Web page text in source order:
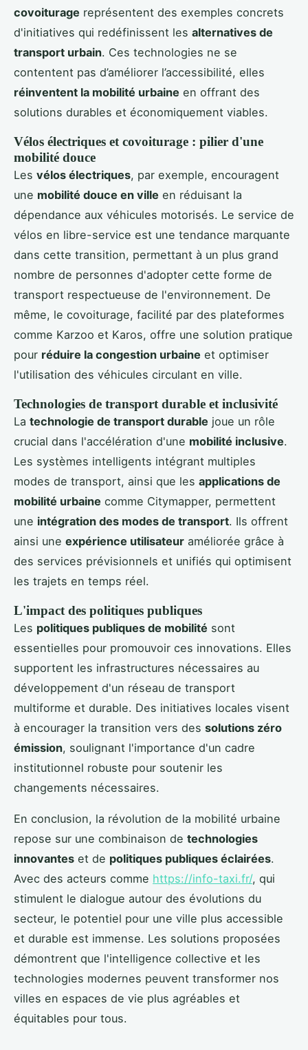
covoiturage représentent des exemples concrets
d'initiatives qui redéfinissent les alternatives de
transport urbain. Ces technologies ne se
contentent pas d’améliorer l’accessibilité, elles
réinventent la mobilité urbaine en offrant des
solutions durables et économiquement viables.
Vélos électriques et covoiturage : pilier d'une
mobilité douce
Les vélos électriques, par exemple, encouragent
une mobilité douce en ville en réduisant la
dépendance aux véhicules motorisés. Le service de
vélos en libre-service est une tendance marquante
dans cette transition, permettant à un plus grand
nombre de personnes d'adopter cette forme de
transport respectueuse de l'environnement. De
même, le covoiturage, facilité par des plateformes
comme Karzoo et Karos, offre une solution pratique
pour réduire la congestion urbaine et optimiser
l'utilisation des véhicules circulant en ville.
Technologies de transport durable et inclusivité
La technologie de transport durable joue un rôle
crucial dans l'accélération d'une mobilité inclusive.
Les systèmes intelligents intégrant multiples
modes de transport, ainsi que les applications de
mobilité urbaine comme Citymapper, permettent
une intégration des modes de transport. Ils offrent
ainsi une expérience utilisateur améliorée grâce à
des services prévisionnels et unifiés qui optimisent
les trajets en temps réel.
L'impact des politiques publiques
Les politiques publiques de mobilité sont
essentielles pour promouvoir ces innovations. Elles
supportent les infrastructures nécessaires au
développement d'un réseau de transport
multiforme et durable. Des initiatives locales visent
à encourager la transition vers des solutions zéro
émission, soulignant l'importance d'un cadre
institutionnel robuste pour soutenir les
changements nécessaires.
En conclusion, la révolution de la mobilité urbaine
repose sur une combinaison de technologies
innovantes et de politiques publiques éclairées.
Avec des acteurs comme https://info-taxi.fr/, qui
stimulent le dialogue autour des évolutions du
secteur, le potentiel pour une ville plus accessible
et durable est immense. Les solutions proposées
démontrent que l'intelligence collective et les
technologies modernes peuvent transformer nos
villes en espaces de vie plus agréables et
équitables pour tous.